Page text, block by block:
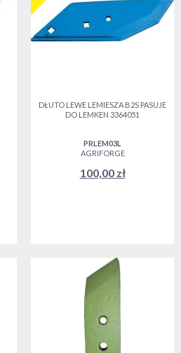
DŁUTO LEWE LEMIESZA B2S PASUJE
DO LEMKEN 3364051
PRLEM03L
AGRIFORGE
100,00 zł